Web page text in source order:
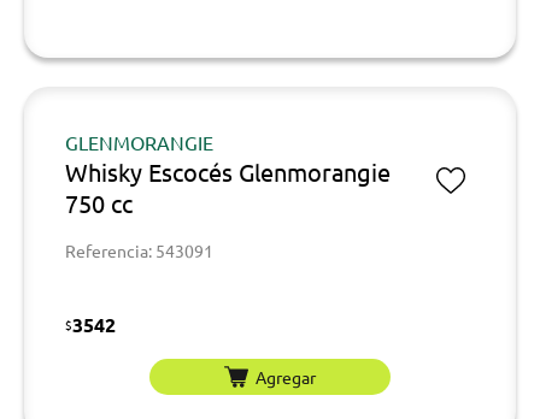
GLENMORANGIE
Whisky Escocés Glenmorangie
750 cc
Referencia: 543091
$3542
Agregar